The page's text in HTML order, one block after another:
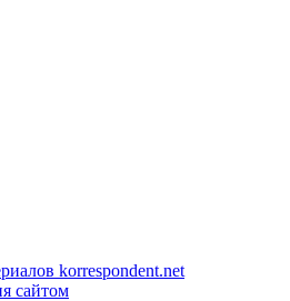
korrespondent.net
сайтом